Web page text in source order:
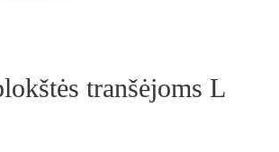
tranšėjoms L